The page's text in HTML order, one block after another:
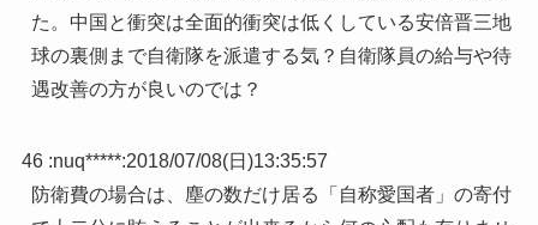
た。中国と衝突は全面的衝突は低くしている安倍晋三地
球の裏側まで自衛隊を派遣する気？自衛隊員の給与や待
遇改善の方が良いのでは？
46 :nuq*****:2018/07/08(日)13:35:57
防衛費の場合は、塵の数だけ居る「自称愛国者」の寄付